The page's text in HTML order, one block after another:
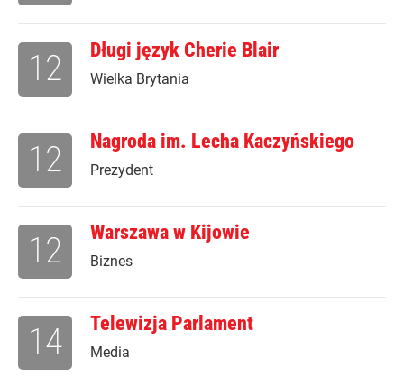
Długi język Cherie Blair
Wielka Brytania
12
Nagroda im. Lecha Kaczyńskiego
Prezydent
12
Warszawa w Kijowie
Biznes
12
Telewizja Parlament
Media
14